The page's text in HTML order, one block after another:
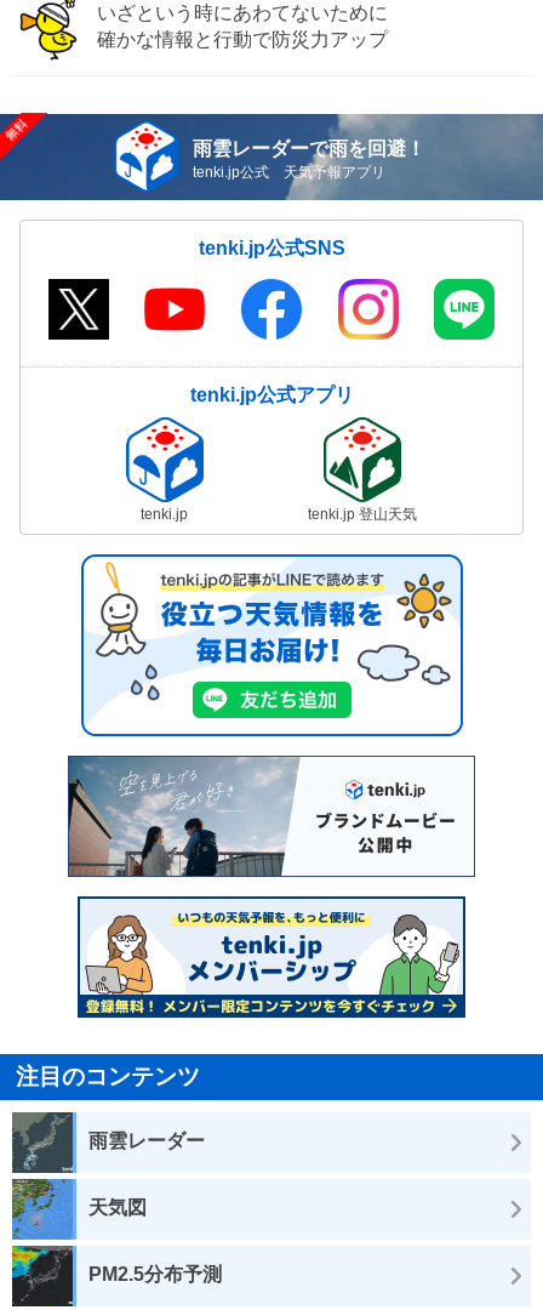
いざという時にあわてないために
確かな情報と行動で防災力アップ
雨雲レーダーで雨を回避！
tenki.jp公式 天気予報アプリ
tenki.jp公式SNS
tenki.jp公式アプリ
tenki.jp tenki.jp 登山天気
注目のコンテンツ
雨雲レーダー
天気図
PM2.5分布予測